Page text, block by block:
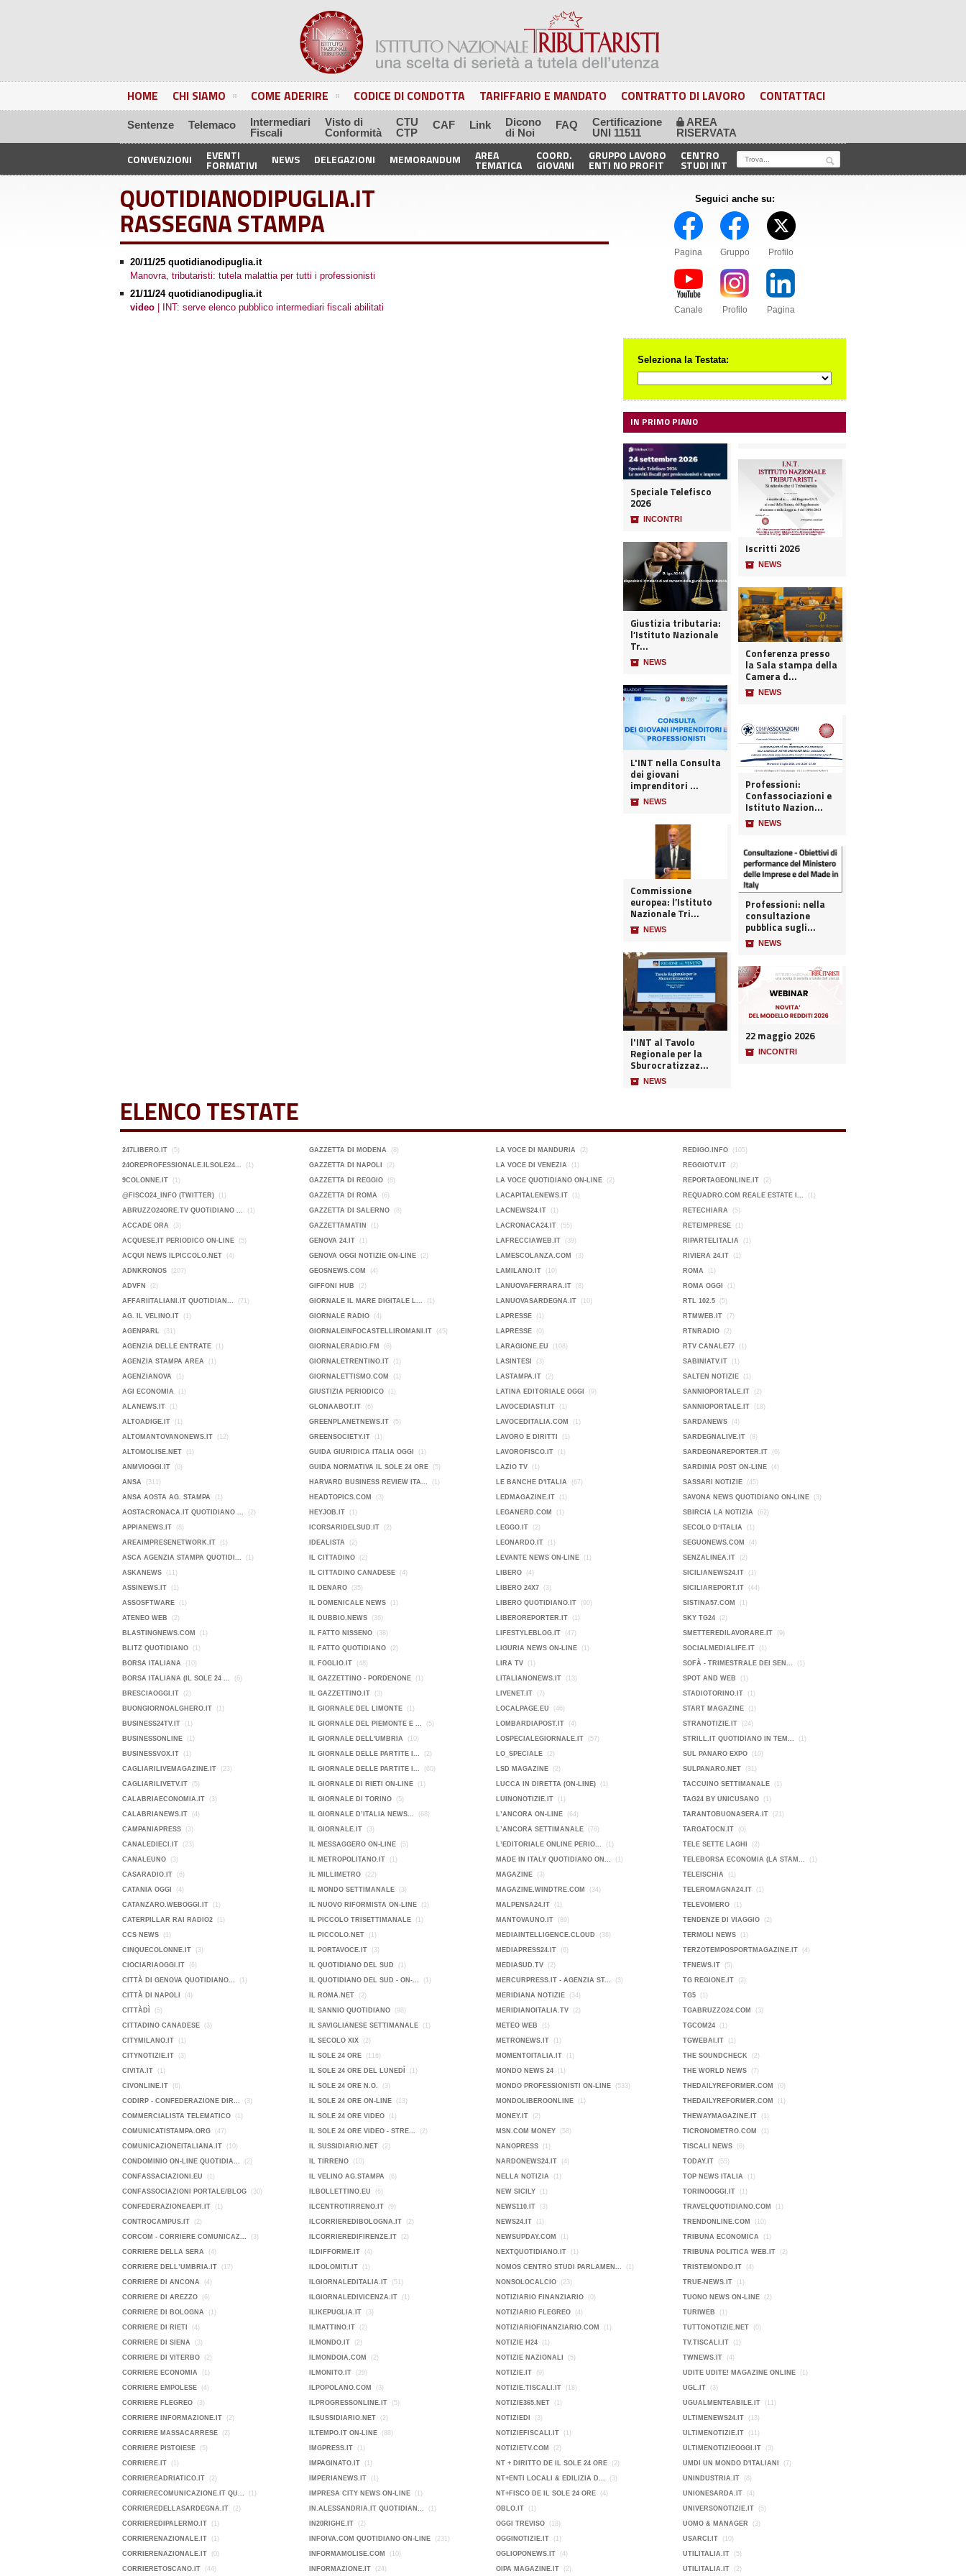
HOME CHI SIAMO COME ADERIRE CODICE DI CONDOTTA TARIFFARIO E MANDATO CONTRATTO DI LAVORO CONTATTACI
Sentenze Telemaco
Intermediari
Fiscali
Visto di
Conformità
CTU
CTP
CAF Link
Dicono
di Noi
FAQ
Certificazione
UNI 11511
🔒 AREA
RISERVATA
CONVENZIONI EVENTI
FORMATIVI NEWS DELEGAZIONI MEMORANDUM AREA
TEMATICA
COORD.
GIOVANI
GRUPPO LAVORO
ENTI NO PROFIT
CENTRO
STUDI INT
QUOTIDIANODIPUGLIA.IT
RASSEGNA STAMPA
20/11/25 quotidianodipuglia.it
Manovra, tributaristi: tutela malattia per tutti i professionisti
21/11/24 quotidianodipuglia.it
video | INT: serve elenco pubblico intermediari fiscali abilitati
Seguici anche su:
Pagina Gruppo Profilo
Canale Profilo Pagina
Seleziona la Testata:
IN PRIMO PIANO
Speciale Telefisco
2026
📦 INCONTRI
Giustizia tributaria:
l’Istituto Nazionale
Tr...
📦 NEWS
L'INT nella Consulta
dei giovani
imprenditori ...
📦 NEWS
Commissione
europea: l’Istituto
Nazionale Tri...
📦 NEWS
l'INT al Tavolo
Regionale per la
Sburocratizzaz...
📦 NEWS
Iscritti 2026
📦 NEWS
Conferenza presso
la Sala stampa della
Camera d...
📦 NEWS
Professioni:
Confassociazioni e
Istituto Nazion...
📦 NEWS
Professioni: nella
consultazione
pubblica sugli...
📦 NEWS
22 maggio 2026
📦 INCONTRI
ELENCO TESTATE
247LIBERO.IT (5)
24OREPROFESSIONALE.ILSOLE24... (1)
9COLONNE.IT (1)
@FISCO24_INFO (TWITTER) (1)
ABRUZZO24ORE.TV QUOTIDIANO ... (1)
ACCADE ORA (3)
ACQUESE.IT PERIODICO ON-LINE (5)
ACQUI NEWS ILPICCOLO.NET (4)
ADNKRONOS (207)
ADVFN (2)
AFFARIITALIANI.IT QUOTIDIAN... (71)
AG. IL VELINO.IT (1)
AGENPARL (31)
AGENZIA DELLE ENTRATE (1)
AGENZIA STAMPA AREA (1)
AGENZIANOVA (1)
AGI ECONOMIA (1)
ALANEWS.IT (1)
ALTOADIGE.IT (1)
ALTOMANTOVANONEWS.IT (12)
ALTOMOLISE.NET (1)
ANMVIOGGI.IT (0)
ANSA (311)
ANSA AOSTA AG. STAMPA (1)
AOSTACRONACA.IT QUOTIDIANO ... (2)
APPIANEWS.IT (8)
AREAIMPRESENETWORK.IT (1)
ASCA AGENZIA STAMPA QUOTIDI... (1)
ASKANEWS (11)
ASSINEWS.IT (1)
ASSOSFTWARE (1)
ATENEO WEB (2)
BLASTINGNEWS.COM (1)
BLITZ QUOTIDIANO (1)
BORSA ITALIANA (10)
BORSA ITALIANA (IL SOLE 24 ... (6)
BRESCIAOGGI.IT (2)
BUONGIORNOALGHERO.IT (1)
BUSINESS24TV.IT (1)
BUSINESSONLINE (1)
BUSINESSVOX.IT (1)
CAGLIARILIVEMAGAZINE.IT (23)
CAGLIARILIVETV.IT (5)
CALABRIAECONOMIA.IT (3)
CALABRIANEWS.IT (4)
CAMPANIAPRESS (3)
CANALEDIECI.IT (23)
CANALEUNO (3)
CASARADIO.IT (6)
CATANIA OGGI (4)
CATANZARO.WEBOGGI.IT (1)
CATERPILLAR RAI RADIO2 (1)
CCS NEWS (1)
CINQUECOLONNE.IT (3)
CIOCIARIAOGGI.IT (6)
CITTÀ DI GENOVA QUOTIDIANO... (1)
CITTÀ DI NAPOLI (4)
CITTÀDÌ (5)
CITTADINO CANADESE (3)
CITYMILANO.IT (1)
CITYNOTIZIE.IT (3)
CIVITA.IT (1)
CIVONLINE.IT (6)
CODIRP - CONFEDERAZIONE DIR... (3)
COMMERCIALISTA TELEMATICO (1)
COMUNICATISTAMPA.ORG (47)
COMUNICAZIONEITALIANA.IT (10)
CONDOMINIO ON-LINE QUOTIDIA... (2)
CONFASSACIAZIONI.EU (1)
CONFASSOCIAZIONI PORTALE/BLOG (30)
CONFEDERAZIONEAEPI.IT (1)
CONTROCAMPUS.IT (2)
CORCOM - CORRIERE COMUNICAZ... (3)
CORRIERE DELLA SERA (4)
CORRIERE DELL’UMBRIA.IT (17)
CORRIERE DI ANCONA (4)
CORRIERE DI AREZZO (6)
CORRIERE DI BOLOGNA (1)
CORRIERE DI RIETI (4)
CORRIERE DI SIENA (3)
CORRIERE DI VITERBO (2)
CORRIERE ECONOMIA (1)
CORRIERE EMPOLESE (4)
CORRIERE FLEGREO (3)
CORRIERE INFORMAZIONE.IT (2)
CORRIERE MASSACARRESE (2)
CORRIERE PISTOIESE (5)
CORRIERE.IT (1)
CORRIEREADRIATICO.IT (2)
CORRIERECOMUNICAZIONE.IT QU... (1)
CORRIEREDELLASARDEGNA.IT (2)
CORRIEREDIPALERMO.IT (1)
CORRIERENAZIONALE.IT (1)
CORRIERENAZIONALE.IT (0)
CORRIERETOSCANO.IT (44)
GAZZETTA DI MODENA (8)
GAZZETTA DI NAPOLI (2)
GAZZETTA DI REGGIO (8)
GAZZETTA DI ROMA (6)
GAZZETTA DI SALERNO (8)
GAZZETTAMATIN (1)
GENOVA 24.IT (1)
GENOVA OGGI NOTIZIE ON-LINE (2)
GEOSNEWS.COM (4)
GIFFONI HUB (2)
GIORNALE IL MARE DIGITALE L... (1)
GIORNALE RADIO (4)
GIORNALEINFOCASTELLIROMANI.IT (45)
GIORNALERADIO.FM (6)
GIORNALETRENTINO.IT (1)
GIORNALETTISMO.COM (1)
GIUSTIZIA PERIODICO (1)
GLONAABOT.IT (6)
GREENPLANETNEWS.IT (5)
GREENSOCIETY.IT (1)
GUIDA GIURIDICA ITALIA OGGI (1)
GUIDA NORMATIVA IL SOLE 24 ORE (5)
HARVARD BUSINESS REVIEW ITA... (1)
HEADTOPICS.COM (3)
HEYJOB.IT (1)
ICORSARIDELSUD.IT (2)
IDEALISTA (2)
IL CITTADINO (2)
IL CITTADINO CANADESE (4)
IL DENARO (35)
IL DOMENICALE NEWS (1)
IL DUBBIO.NEWS (36)
IL FATTO NISSENO (38)
IL FATTO QUOTIDIANO (2)
IL FOGLIO.IT (48)
IL GAZZETTINO - PORDENONE (1)
IL GAZZETTINO.IT (3)
IL GIORNALE DEL LIMONTE (1)
IL GIORNALE DEL PIEMONTE E ... (5)
IL GIORNALE DELL'UMBRIA (10)
IL GIORNALE DELLE PARTITE I... (2)
IL GIORNALE DELLE PARTITE I... (60)
IL GIORNALE DI RIETI ON-LINE (1)
IL GIORNALE DI TORINO (5)
IL GIORNALE D’ITALIA NEWS... (68)
IL GIORNALE.IT (3)
IL MESSAGGERO ON-LINE (5)
IL METROPOLITANO.IT (1)
IL MILLIMETRO (22)
IL MONDO SETTIMANALE (3)
IL NUOVO RIFORMISTA ON-LINE (1)
IL PICCOLO TRISETTIMANALE (1)
IL PICCOLO.NET (1)
IL PORTAVOCE.IT (3)
IL QUOTIDIANO DEL SUD (1)
IL QUOTIDIANO DEL SUD - ON-... (1)
IL ROMA.NET (2)
IL SANNIO QUOTIDIANO (98)
IL SAVIGLIANESE SETTIMANALE (1)
IL SECOLO XIX (2)
IL SOLE 24 ORE (116)
IL SOLE 24 ORE DEL LUNEDÌ (1)
IL SOLE 24 ORE N.O. (3)
IL SOLE 24 ORE ON-LINE (13)
IL SOLE 24 ORE VIDEO (1)
IL SOLE 24 ORE VIDEO - STRE... (2)
IL SUSSIDIARIO.NET (2)
IL TIRRENO (10)
IL VELINO AG.STAMPA (6)
ILBOLLETTINO.EU (6)
ILCENTROTIRRENO.IT (9)
ILCORRIEREDIBOLOGNA.IT (2)
ILCORRIEREDIFIRENZE.IT (2)
ILDIFFORME.IT (4)
ILDOLOMITI.IT (1)
ILGIORNALEDITALIA.IT (51)
ILGIORNALEDIVICENZA.IT (1)
ILIKEPUGLIA.IT (3)
ILMATTINO.IT (2)
ILMONDO.IT (2)
ILMONDOIA.COM (2)
ILMONITO.IT (29)
ILPOPOLANO.COM (3)
ILPROGRESSONLINE.IT (5)
ILSUSSIDIARIO.NET (2)
ILTEMPO.IT ON-LINE (88)
IMGPRESS.IT (1)
IMPAGINATO.IT (1)
IMPERIANEWS.IT (1)
IMPRESA CITY NEWS ON-LINE (1)
IN.ALESSANDRIA.IT QUOTIDIAN... (1)
IN20RIGHE.IT (2)
INFOIVA.COM QUOTIDIANO ON-LINE (231)
INFORMAMOLISE.COM (10)
INFORMAZIONE.IT (24)
LA VOCE DI MANDURIA (2)
LA VOCE DI VENEZIA (1)
LA VOCE QUOTIDIANO ON-LINE (2)
LACAPITALENEWS.IT (1)
LACNEWS24.IT (1)
LACRONACA24.IT (55)
LAFRECCIAWEB.IT (39)
LAMESCOLANZA.COM (3)
LAMILANO.IT (10)
LANUOVAFERRARA.IT (8)
LANUOVASARDEGNA.IT (10)
LAPRESSE (1)
LAPRESSE (0)
LARAGIONE.EU (108)
LASINTESI (3)
LASTAMPA.IT (2)
LATINA EDITORIALE OGGI (9)
LAVOCEDIASTI.IT (1)
LAVOCEDITALIA.COM (1)
LAVORO E DIRITTI (1)
LAVOROFISCO.IT (1)
LAZIO TV (1)
LE BANCHE D'ITALIA (67)
LEDMAGAZINE.IT (1)
LEGANERD.COM (1)
LEGGO.IT (2)
LEONARDO.IT (1)
LEVANTE NEWS ON-LINE (1)
LIBERO (4)
LIBERO 24X7 (3)
LIBERO QUOTIDIANO.IT (90)
LIBEROREPORTER.IT (1)
LIFESTYLEBLOG.IT (47)
LIGURIA NEWS ON-LINE (1)
LIRA TV (1)
LITALIANONEWS.IT (13)
LIVENET.IT (7)
LOCALPAGE.EU (46)
LOMBARDIAPOST.IT (4)
LOSPECIALEGIORNALE.IT (57)
LO_SPECIALE (2)
LSD MAGAZINE (2)
LUCCA IN DIRETTA (ON-LINE) (1)
LUINONOTIZIE.IT (1)
L’ANCORA ON-LINE (64)
L’ANCORA SETTIMANALE (76)
L’EDITORIALE ONLINE PERIO... (1)
MADE IN ITALY QUOTIDIANO ON... (1)
MAGAZINE (3)
MAGAZINE.WINDTRE.COM (34)
MALPENSA24.IT (1)
MANTOVAUNO.IT (89)
MEDIAINTELLIGENCE.CLOUD (36)
MEDIAPRESS24.IT (6)
MEDIASUD.TV (2)
MERCURPRESS.IT - AGENZIA ST... (3)
MERIDIANA NOTIZIE (34)
MERIDIANOITALIA.TV (2)
METEO WEB (1)
METRONEWS.IT (1)
MOMENTOITALIA.IT (1)
MONDO NEWS 24 (1)
MONDO PROFESSIONISTI ON-LINE (533)
MONDOLIBEROONLINE (1)
MONEY.IT (2)
MSN.COM MONEY (58)
NANOPRESS (1)
NARDONEWS24.IT (4)
NELLA NOTIZIA (1)
NEW SICILY (1)
NEWS110.IT (3)
NEWS24.IT (1)
NEWSUPDAY.COM (1)
NEXTQUOTIDIANO.IT (1)
NOMOS CENTRO STUDI PARLAMEN... (1)
NONSOLOCALCIO (23)
NOTIZIARIO FINANZIARIO (0)
NOTIZIARIO FLEGREO (4)
NOTIZIARIOFINANZIARIO.COM (1)
NOTIZIE H24 (1)
NOTIZIE NAZIONALI (5)
NOTIZIE.IT (9)
NOTIZIE.TISCALI.IT (18)
NOTIZIE365.NET (1)
NOTIZIEDI (3)
NOTIZIEFISCALI.IT (1)
NOTIZIETV.COM (2)
NT + DIRITTO DE IL SOLE 24 ORE (2)
NT+ENTI LOCALI & EDILIZIA D... (3)
NT+FISCO DE IL SOLE 24 ORE (4)
OBLO.IT (1)
OGGI TREVISO (18)
OGGINOTIZIE.IT (1)
OGLIOPONEWS.IT (4)
OIPA MAGAZINE.IT (2)
REDIGO.INFO (105)
REGGIOTV.IT (2)
REPORTAGEONLINE.IT (2)
REQUADRO.COM REALE ESTATE I... (1)
RETECHIARA (5)
RETEIMPRESE (1)
RIPARTELITALIA (1)
RIVIERA 24.IT (1)
ROMA (1)
ROMA OGGI (1)
RTL 102.5 (5)
RTMWEB.IT (7)
RTNRADIO (2)
RTV CANALE77 (1)
SABINIATV.IT (1)
SALTEN NOTIZIE (1)
SANNIOPORTALE.IT (2)
SANNIOPORTALE.IT (18)
SARDANEWS (4)
SARDEGNALIVE.IT (8)
SARDEGNAREPORTER.IT (6)
SARDINIA POST ON-LINE (4)
SASSARI NOTIZIE (45)
SAVONA NEWS QUOTIDIANO ON-LINE (3)
SBIRCIA LA NOTIZIA (62)
SECOLO D‘ITALIA (1)
SEGUONEWS.COM (4)
SENZALINEA.IT (2)
SICILIANEWS24.IT (1)
SICILIAREPORT.IT (44)
SISTINA57.COM (1)
SKY TG24 (2)
SMETTEREDILAVORARE.IT (9)
SOCIALMEDIALIFE.IT (1)
SOFÀ - TRIMESTRALE DEI SEN... (1)
SPOT AND WEB (1)
STADIOTORINO.IT (1)
START MAGAZINE (1)
STRANOTIZIE.IT (24)
STRILL.IT QUOTIDIANO IN TEM... (1)
SUL PANARO EXPO (10)
SULPANARO.NET (31)
TACCUINO SETTIMANALE (1)
TAG24 BY UNICUSANO (1)
TARANTOBUONASERA.IT (21)
TARGATOCN.IT (0)
TELE SETTE LAGHI (2)
TELEBORSA ECONOMIA (LA STAM... (1)
TELEISCHIA (1)
TELEROMAGNA24.IT (1)
TELEVOMERO (1)
TENDENZE DI VIAGGIO (2)
TERMOLI NEWS (1)
TERZOTEMPOSPORTMAGAZINE.IT (4)
TFNEWS.IT (5)
TG REGIONE.IT (2)
TG5 (1)
TGABRUZZO24.COM (3)
TGCOM24 (1)
TGWEBAI.IT (1)
THE SOUNDCHECK (2)
THE WORLD NEWS (7)
THEDAILYREFORMER.COM (0)
THEDAILYREFORMER.COM (1)
THEWAYMAGAZINE.IT (1)
TICRONOMETRO.COM (1)
TISCALI NEWS (6)
TODAY.IT (55)
TOP NEWS ITALIA (1)
TORINOOGGI.IT (1)
TRAVELQUOTIDIANO.COM (1)
TRENDONLINE.COM (10)
TRIBUNA ECONOMICA (1)
TRIBUNA POLITICA WEB.IT (2)
TRISTEMONDO.IT (4)
TRUE-NEWS.IT (1)
TUONO NEWS ON-LINE (2)
TURIWEB (1)
TUTTONOTIZIE.NET (0)
TV.TISCALI.IT (1)
TWNEWS.IT (4)
UDITE UDITE! MAGAZINE ONLINE (1)
UGL.IT (3)
UGUALMENTEABILE.IT (11)
ULTIMENEWS24.IT (13)
ULTIMENOTIZIE.IT (11)
ULTIMENOTIZIEOGGI.IT (3)
UMDI UN MONDO D'ITALIANI (7)
UNINDUSTRIA.IT (8)
UNIONESARDA.IT (4)
UNIVERSONOTIZIE.IT (5)
UOMO & MANAGER (3)
USARCI.IT (10)
UTILITALIA.IT (5)
UTILITALIA.IT (2)